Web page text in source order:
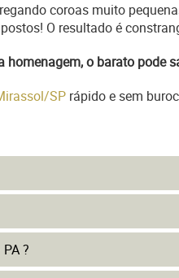
coroas muito
O resultado é
o barato pode
SP rápido e sem
?